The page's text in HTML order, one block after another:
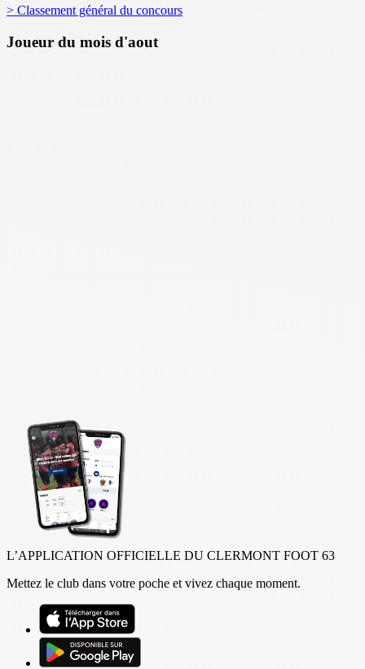
> Classement général du concours
Joueur du mois d'aout
L’APPLICATION OFFICIELLE DU CLERMONT FOOT 63
Mettez le club dans votre poche et vivez chaque moment.